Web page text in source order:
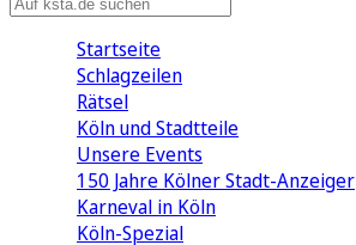
Startseite
Schlagzeilen
Rätsel
Köln und Stadtteile
Unsere Events
150 Jahre Kölner Stadt-Anzeiger
Karneval in Köln
Köln-Spezial